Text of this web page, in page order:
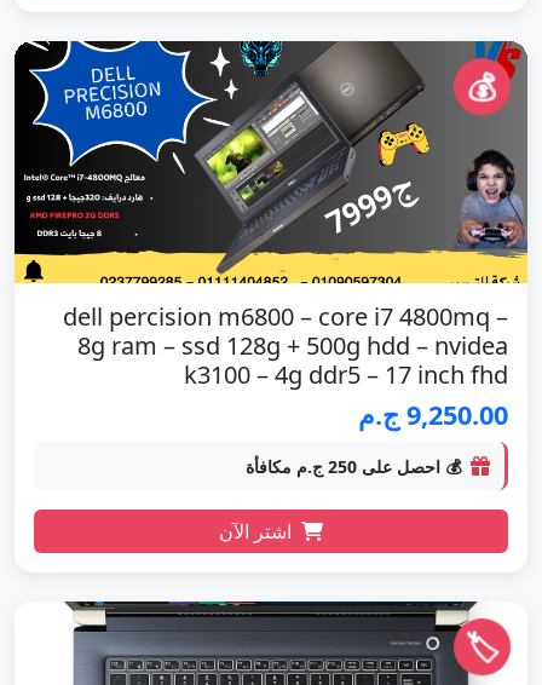
💰
dell percision m6800 – core i7 4800mq –
8g ram – ssd 128g + 500g hdd – nvidea
k3100 – 4g ddr5 – 17 inch fhd
9,250.00 ج.م
💰 احصل على 250 ج.م مكافأة
اشتر الآن
🏷️